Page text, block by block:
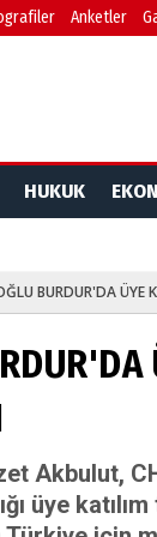
Anketler
HUKUK
BURDUR'DA ÜYE
Akbulut,
üye